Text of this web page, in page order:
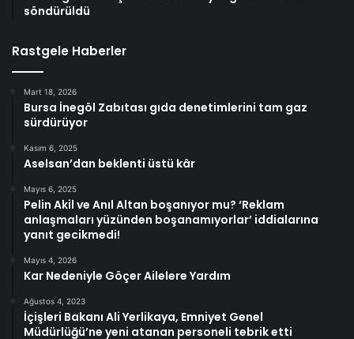
söndürüldü
Rastgele Haberler
Mart 18, 2026
Bursa İnegöl Zabıtası gıda denetimlerini tam gaz
sürdürüyor
Kasım 6, 2025
Aselsan’dan beklenti üstü kâr
Mayıs 6, 2025
Pelin Akil ve Anıl Altan boşanıyor mu? ‘Reklam
anlaşmaları yüzünden boşanamıyorlar’ iddialarına
yanıt gecikmedi!
Mayıs 4, 2026
Kar Nedeniyle Göçer Ailelere Yardım
Ağustos 4, 2023
İçişleri Bakanı Ali Yerlikaya, Emniyet Genel
Müdürlüğü’ne yeni atanan personeli tebrik etti